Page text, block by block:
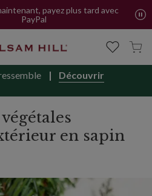
payez plus tard avec
PayPal
Découvrir
en sapin